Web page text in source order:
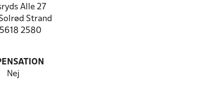
Alle 27
Strand
5618 2580
Nej